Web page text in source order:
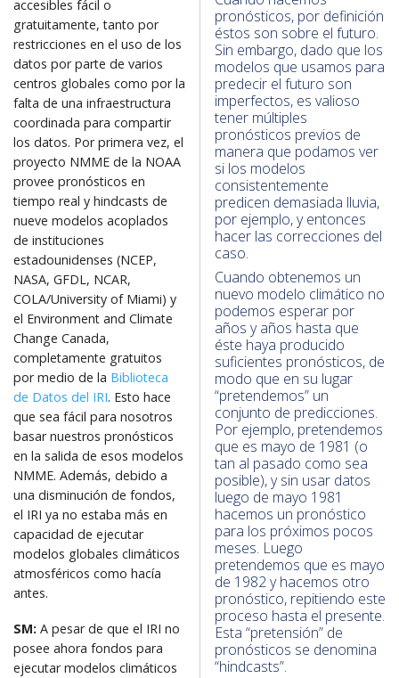
pronósticos, por definición
éstos son sobre el futuro.
Sin embargo, dado que los
modelos que usamos para
predecir el futuro son
imperfectos, es valioso
tener múltiples
pronósticos previos de
manera que podamos ver
si los modelos
consistentemente
predicen demasiada lluvia,
por ejemplo, y entonces
hacer las correcciones del
caso.
Cuando obtenemos un
nuevo modelo climático no
podemos esperar por
años y años hasta que
éste haya producido
suficientes pronósticos, de
modo que en su lugar
“pretendemos” un
conjunto de predicciones.
Por ejemplo, pretendemos
que es mayo de 1981 (o
tan al pasado como sea
posible), y sin usar datos
luego de mayo 1981
hacemos un pronóstico
para los próximos pocos
meses. Luego
pretendemos que es mayo
de 1982 y hacemos otro
pronóstico, repitiendo este
proceso hasta el presente.
Esta “pretensión” de
pronósticos se denomina
“hindcasts”.
accesibles fácil o
gratuitamente, tanto por
restricciones en el uso de los
datos por parte de varios
centros globales como por la
falta de una infraestructura
coordinada para compartir
los datos. Por primera vez, el
proyecto NMME de la NOAA
provee pronósticos en
tiempo real y hindcasts de
nueve modelos acoplados
de instituciones
estadounidenses (NCEP,
NASA, GFDL, NCAR,
COLA/University of Miami) y
el Environment and Climate
Change Canada,
completamente gratuitos
por medio de la Biblioteca
de Datos del IRI. Esto hace
que sea fácil para nosotros
basar nuestros pronósticos
en la salida de esos modelos
NMME. Además, debido a
una disminución de fondos,
el IRI ya no estaba más en
capacidad de ejecutar
modelos globales climáticos
atmosféricos como hacía
antes.
SM: A pesar de que el IRI no
posee ahora fondos para
ejecutar modelos climáticos